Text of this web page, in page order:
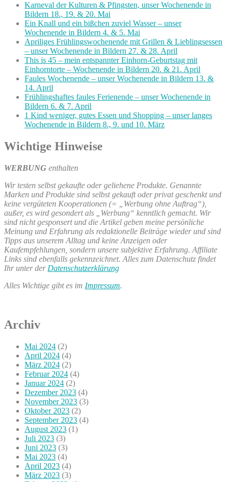
Karneval der Kulturen & Pfingsten, unser Wochenende in
Bildern 18., 19. & 20. Mai
Ein Knall und ein bißchen zuviel Wasser – unser
Wochenende in Bildern 4. & 5. Mai
Apriliges Frühlingswochenende mit Grillen & Lieblingsessen
– unser Wochenende in Bildern 27. & 28. April
This is 45 – mein entspannter Einhorn-Geburtstag mit
Einhorntorte – Wochenende in Bildern 20. & 21. April
Faules Wochenende – unser Wochenende in Bildern 13. &
14. April
Frühlingshaftes faules Ferienende – unser Wochenende in
Bildern 6. & 7. April
1 Kind weniger, gutes Essen und Shopping – unser langes
Wochenende in Bildern 8., 9. und 10. März
Wichtige Hinweise
WERBUNG enthalten
Wir testen selbst gekaufte oder geliehene Produkte. Genannte
Marken und Produkte sind selbst gekauft oder privat geschenkt und
keine vergüteten Kooperationen (= „Werbung ohne Auftrag“),
außer, es wird gesondert als „Werbung“ kenntlich gemacht. Wir
sind nicht gesponsert und die Artikel geben meine persönliche
Meinung und Erfahrung als redaktionelle Beiträge wieder und sind
Tipps aus unserem Alltag und keine Anzeigen oder
Kaufempfehlungen, sondern unsere subjektive Erfahrung. Affiliate
Links sind ebenfalls gekennzeichnet. Alles zum Datenschutz findet
Ihr unter der Datenschutzerklärung
Alles Wichtige gibt es im Impressum.
Archiv
Mai 2024 (2)
April 2024 (4)
März 2024 (2)
Februar 2024 (4)
Januar 2024 (2)
Dezember 2023 (4)
November 2023 (3)
Oktober 2023 (2)
September 2023 (4)
August 2023 (1)
Juli 2023 (3)
Juni 2023 (3)
Mai 2023 (4)
April 2023 (4)
März 2023 (3)